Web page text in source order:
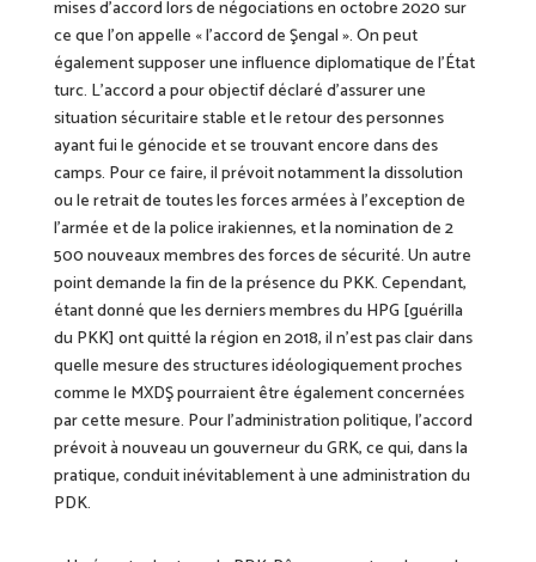
mises d’accord lors de négociations en octobre 2020 sur
ce que l’on appelle « l’accord de Şengal ». On peut
également supposer une influence diplomatique de l’État
turc. L’accord a pour objectif déclaré d’assurer une
situation sécuritaire stable et le retour des personnes
ayant fui le génocide et se trouvant encore dans des
camps. Pour ce faire, il prévoit notamment la dissolution
ou le retrait de toutes les forces armées à l’exception de
l’armée et de la police irakiennes, et la nomination de 2
500 nouveaux membres des forces de sécurité. Un autre
point demande la fin de la présence du PKK. Cependant,
étant donné que les derniers membres du HPG [guérilla
du PKK] ont quitté la région en 2018, il n’est pas clair dans
quelle mesure des structures idéologiquement proches
comme le MXDŞ pourraient être également concernées
par cette mesure. Pour l’administration politique, l’accord
prévoit à nouveau un gouverneur du GRK, ce qui, dans la
pratique, conduit inévitablement à une administration du
PDK.